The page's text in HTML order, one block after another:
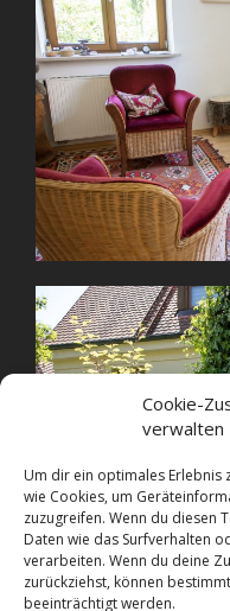
Cookie-
verwalten
Um dir ein optimales Erlebnis
wie Cookies, um
zuzugreifen. Wenn du diesen
Daten wie das Surfverhalten
verarbeiten. Wenn du deine
zurückziehst, können
beeinträchtigt werden.